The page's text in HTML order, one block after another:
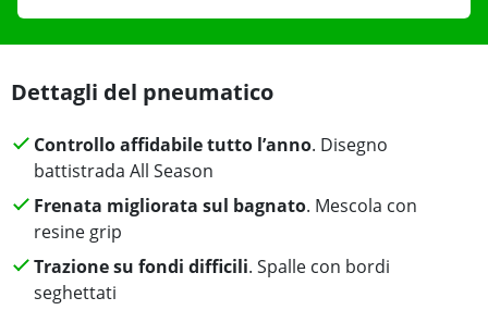
Dettagli del pneumatico
Controllo affidabile tutto l’anno. Disegno
battistrada All Season
Frenata migliorata sul bagnato. Mescola con
resine grip
Trazione su fondi difficili. Spalle con bordi
seghettati